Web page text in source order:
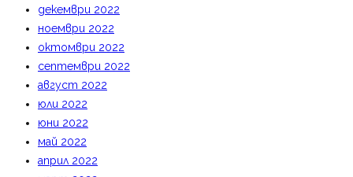
декември 2022
ноември 2022
октомври 2022
септември 2022
август 2022
юли 2022
юни 2022
май 2022
април 2022